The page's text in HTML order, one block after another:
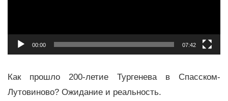
00:00 07:42
Как прошло 200-летие Тургенева в Спасском-
Лутовиново? Ожидание и реальность.